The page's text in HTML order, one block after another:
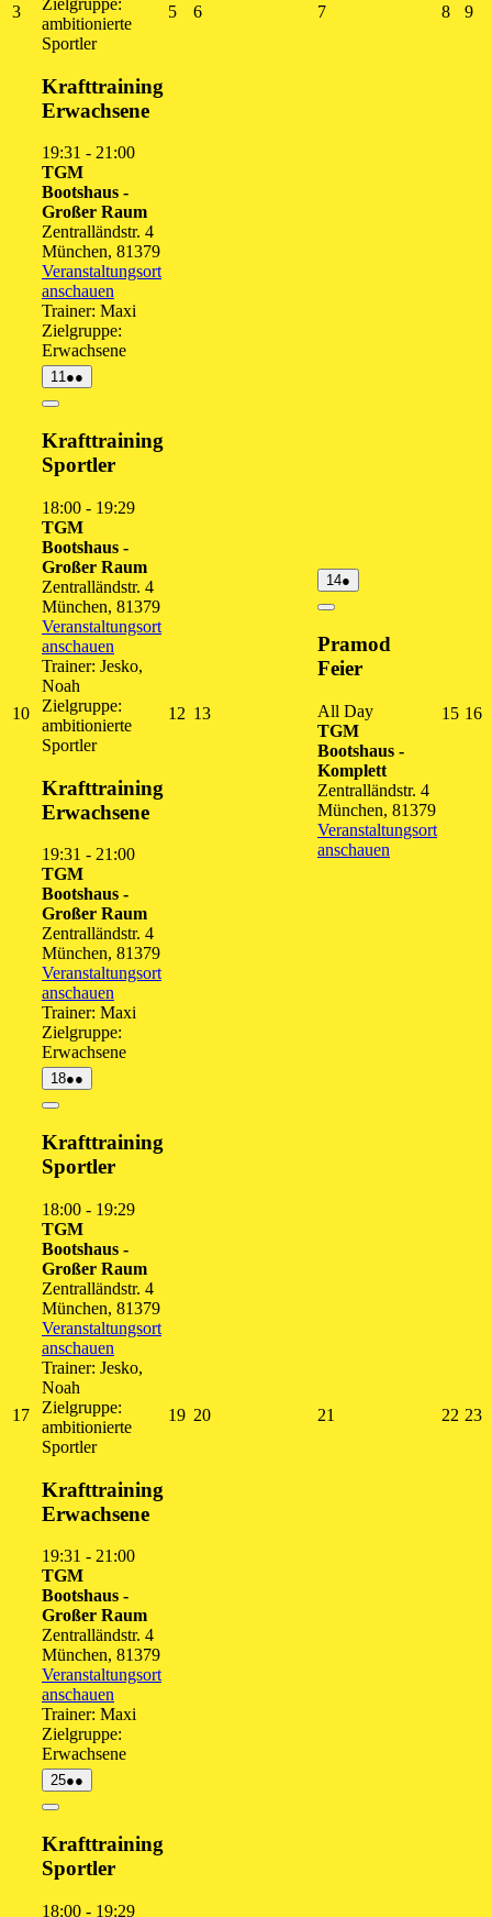
33.
August
2026
ambitionierte
Sportler
Krafttraining
Erwachsene
19:31 - 21:00
TGM
Bootshaus -
Großer Raum
Zentralländstr. 4
München, 81379
Veranstaltungsort
anschauen
Trainer: Maxi
Zielgruppe:
Erwachsene
55.
66.
77.
88.
99.
1010.
August
2026
1111.
August
●●
Veranstaltungen)
Close
Krafttraining
Sportler
18:00 - 19:29
TGM
Bootshaus -
Großer Raum
Zentralländstr. 4
München, 81379
Veranstaltungsort
anschauen
Trainer: Jesko,
Noah
Zielgruppe:
ambitionierte
Sportler
Krafttraining
Erwachsene
19:31 - 21:00
TGM
Bootshaus -
Großer Raum
Zentralländstr. 4
München, 81379
Veranstaltungsort
anschauen
Trainer: Maxi
Zielgruppe:
Erwachsene
12 12.
1313.
1414.
August
●
Veranstaltung)
Close
Pramod
Feier
All Day
TGM
Bootshaus -
Komplett
Zentralländstr. 4
München, 81379
Veranstaltungsort
anschauen
1515.
16
1717.
August
2026
1818.
August
●●
Veranstaltungen)
Close
Krafttraining
Sportler
18:00 - 19:29
TGM
Bootshaus -
Großer Raum
Zentralländstr. 4
München, 81379
Veranstaltungsort
anschauen
Trainer: Jesko,
Noah
Zielgruppe:
ambitionierte
Sportler
Krafttraining
Erwachsene
19:31 - 21:00
TGM
Bootshaus -
Großer Raum
Zentralländstr. 4
München, 81379
Veranstaltungsort
anschauen
Trainer: Maxi
Zielgruppe:
Erwachsene
1919.
2020.
21 22 22.
23
2525.
August
●●
Veranstaltungen)
Close
Krafttraining
Sportler
18:00 - 19:29